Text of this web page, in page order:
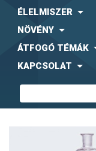
ÉLELMISZER
NÖVÉNY
ÁTFOGÓ TÉMÁK
KAPCSOLAT